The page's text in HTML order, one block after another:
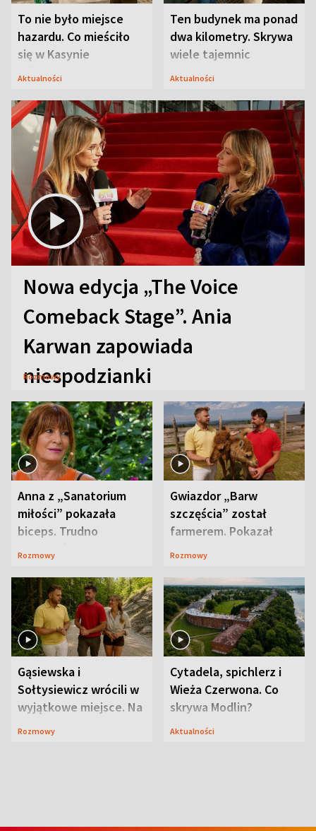
To nie było miejsce
hazardu. Co mieściło
się w Kasynie
Oficerskim?
Aktualności
Ten budynek ma ponad
dwa kilometry. Skrywa
wiele tajemnic
Aktualności
Nowa edycja „The Voice
Comeback Stage”. Ania
Karwan zapowiada
niespodzianki
Rozmowy
Anna z „Sanatorium
miłości” pokazała
biceps. Trudno
uwierzyć, co przeszła
Rozmowy
Gwiazdor „Barw
szczęścia” został
farmerem. Pokazał
swoje niezwykłe
Rozmowy
Gąsiewska i
Sołtysiewicz wrócili w
wyjątkowe miejsce. Na
szlaku czekał
Rozmowy
Cytadela, spichlerz i
Wieża Czerwona. Co
skrywa Modlin?
Aktualności